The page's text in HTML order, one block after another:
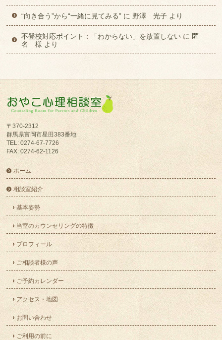
“向き合う”から“一緒に見てみる” に 野澤 光子 より
不登校対応ポイント：「わからない」を放置しない に 匿
名 様 より
〒370-2312
群馬県富岡市星田383番地
TEL: 0274-67-7726
FAX: 0274-62-1126
ホーム
相談室紹介
基本姿勢
当室のカウンセリングの特徴
プロフィール
ご相談者様の声
ご予約カレンダー
アクセス・地図
お問い合わせ
ご利用の前に